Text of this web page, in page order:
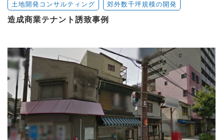
土地開発コンサルティング 郊外数千坪規模の開発
造成商業テナント誘致事例